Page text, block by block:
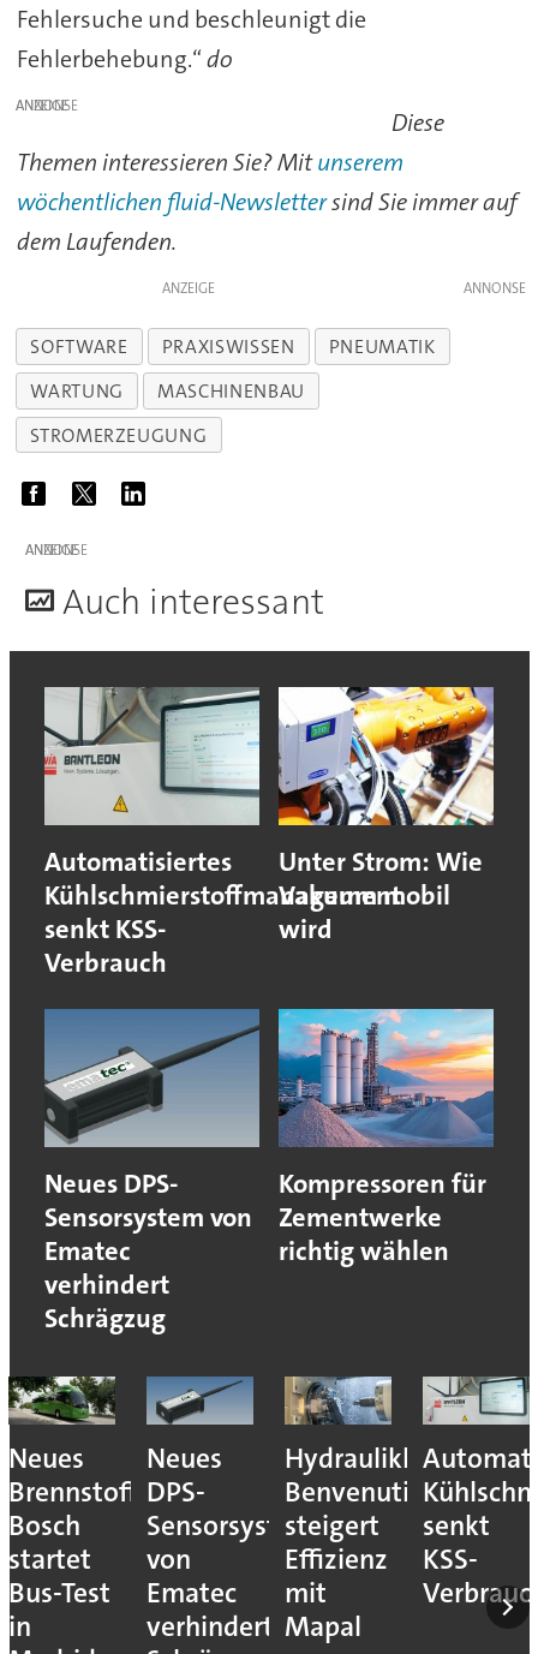
Fehlersuche und beschleunigt die
Fehlerbehebung.“do
ANZEIGE
Diese
Themen interessieren Sie? Mitunserem
wöchentlichen fluid-Newslettersind Sie immer auf
dem Laufenden.
ANZEIGE
SOFTWARE PRAXISWISSEN
PNEUMATIK
WARTUNG
MASCHINENBAU
STROMERZEUGUNG
ANZEIGE
Auch interessant
Automatisiertes
Kühlschmierstoffmanagement
senkt KSS-
Verbrauch
Unter Strom: Wie
Vakuum mobil
wird
Neues DPS-
Sensorsystem von
Ematec
verhindert
Schrägzug
Kompressoren für
Zementwerke
richtig wählen
Neues
Brennstoffzellensystem:
Bosch
startet
Bus-Test
in
Neues
DPS-
Sensorsystem
von
Ematec
verhindert
Hydraulikhersteller
Benvenuti
steigert
Effizienz
mit
Mapal
senkt
KSS-